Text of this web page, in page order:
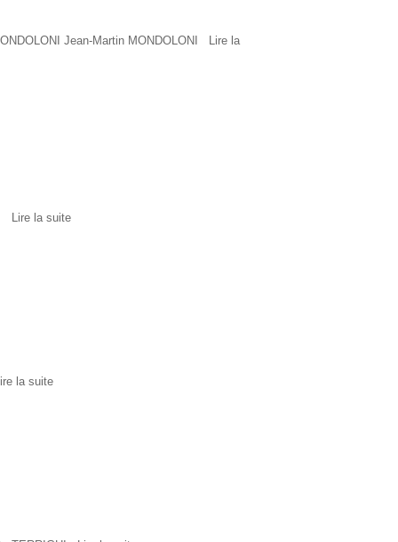
Jean-Martin MONDOLONI Lire la
Lire la suite
la suite